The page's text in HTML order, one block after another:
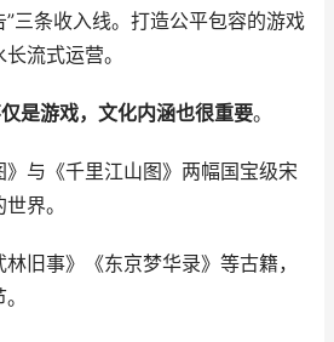
三条收入线。打造公平包容的游戏
流式运营。
是游戏，文化内涵也很重要。
与《千里江山图》两幅国宝级宋
界。
旧事》《东京梦华录》等古籍，